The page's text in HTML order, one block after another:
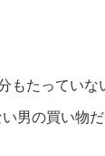
もたっていな
男の買い物だ